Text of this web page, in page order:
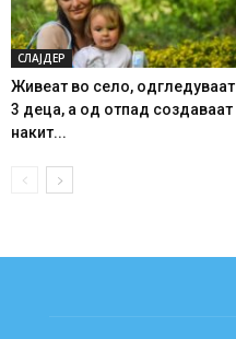
СЛАЈДЕР
Живеат во село, одгледуваат
3 деца, а од отпад создаваат
накит...